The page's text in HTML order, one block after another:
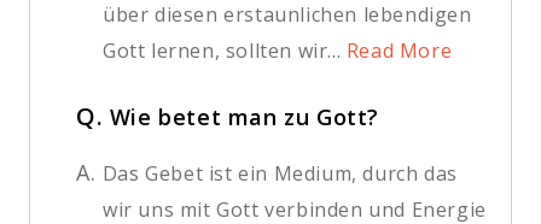
über diesen erstaunlichen lebendigen
Gott lernen, sollten wir... Read More
Q. Wie betet man zu Gott?
A. Das Gebet ist ein Medium, durch das
wir uns mit Gott verbinden und Energie